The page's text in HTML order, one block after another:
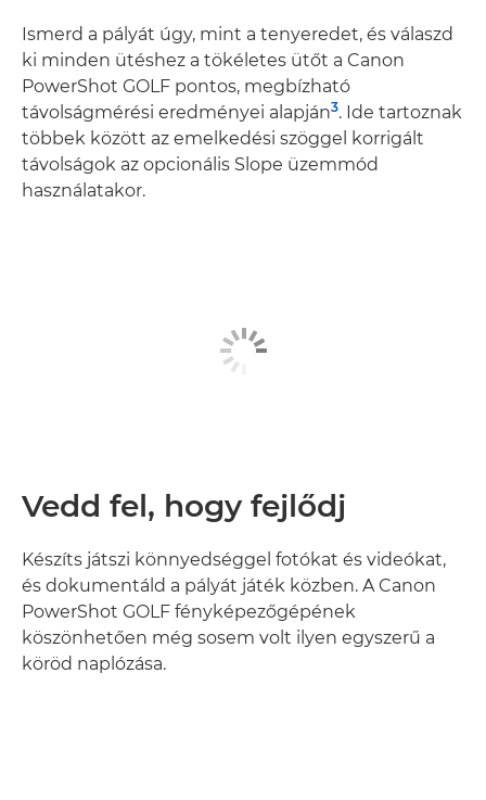
Ismerd a pályát úgy, mint a tenyeredet, és válaszd
ki minden ütéshez a tökéletes ütőt a Canon
PowerShot GOLF pontos, megbízható
távolságmérési eredményei alapján3. Ide tartoznak
többek között az emelkedési szöggel korrigált
távolságok az opcionális Slope üzemmód
használatakor.
Vedd fel, hogy fejlődj
Készíts játszi könnyedséggel fotókat és videókat,
és dokumentáld a pályát játék közben. A Canon
PowerShot GOLF fényképezőgépének
köszönhetően még sosem volt ilyen egyszerű a
köröd naplózása.